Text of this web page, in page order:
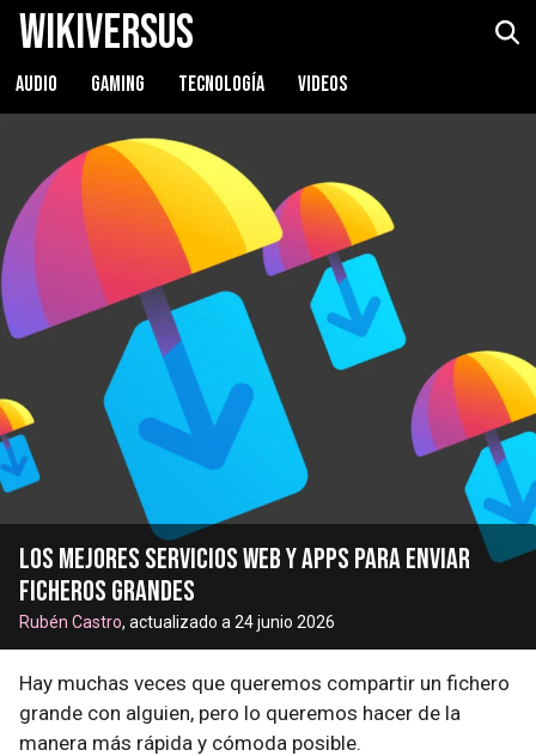
WikiVersus
AUDIO GAMING TECNOLOGÍA VIDEOS
Los mejores servicios web y apps para enviar
ficheros grandes
Rubén Castro, actualizado a 24 junio 2026
Hay muchas veces que queremos compartir un fichero
grande con alguien, pero lo queremos hacer de la
manera más rápida y cómoda posible.